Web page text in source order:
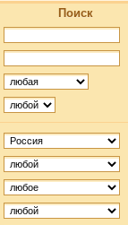
Поиск